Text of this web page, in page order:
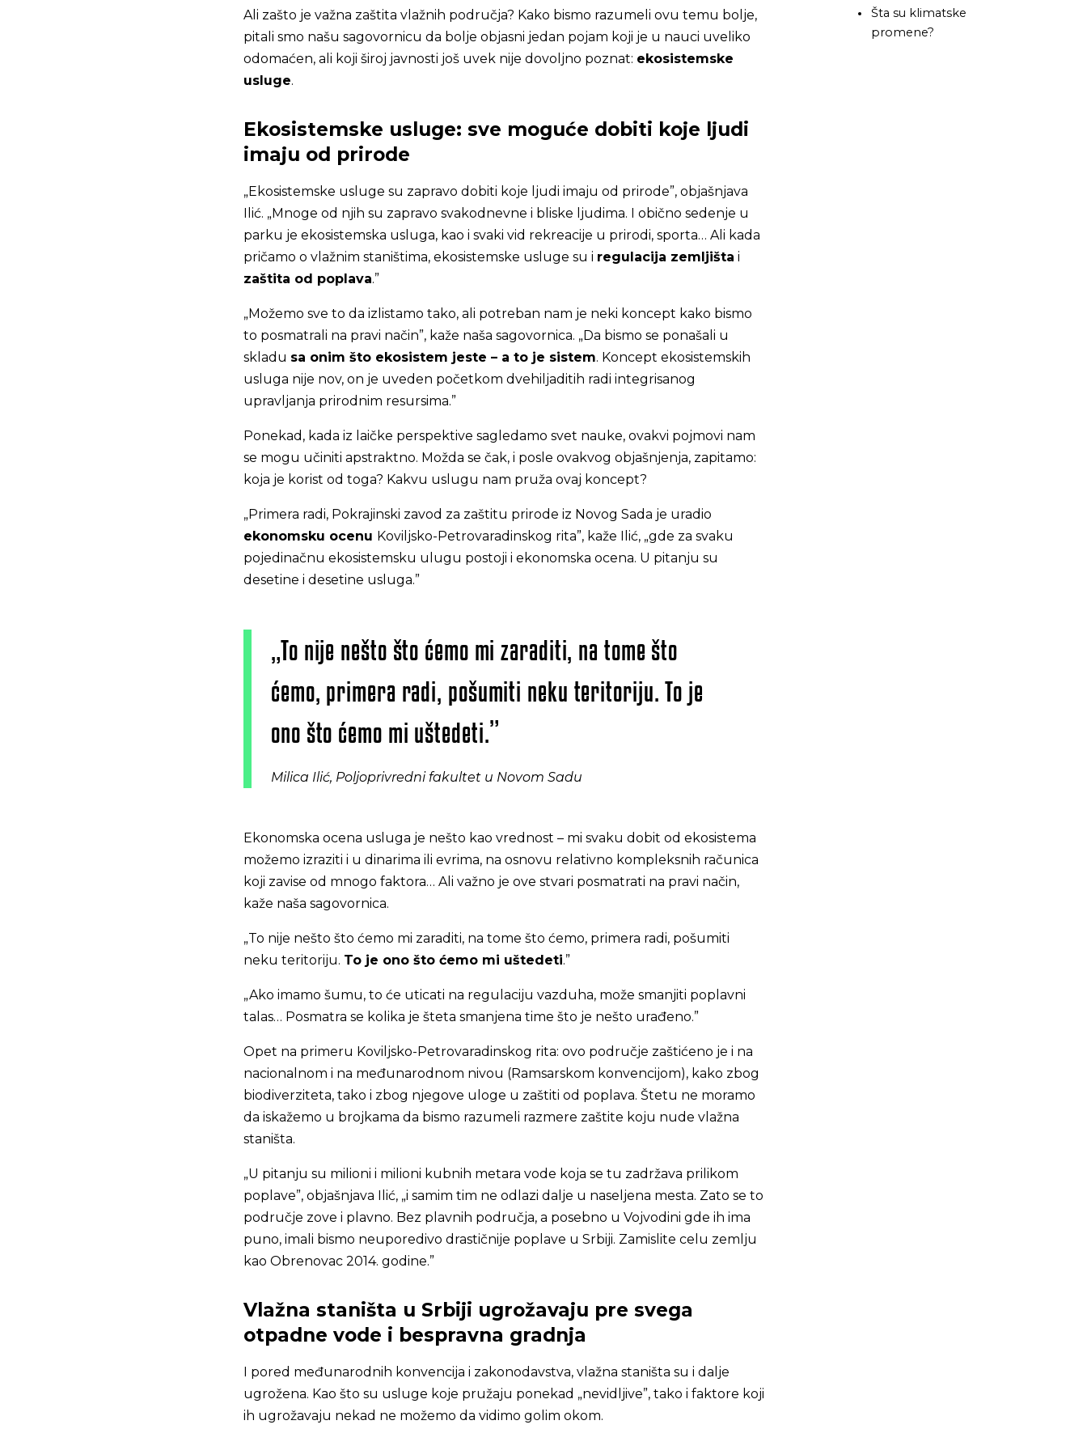
Ali zašto je važna zaštita vlažnih područja? Kako bismo razumeli ovu temu bolje,
pitali smo našu sagovornicu da bolje objasni jedan pojam koji je u nauci uveliko
odomaćen, ali koji široj javnosti još uvek nije dovoljno poznat: ekosistemske
usluge.
Ekosistemske usluge: sve moguće dobiti koje ljudi
imaju od prirode
„Ekosistemske usluge su zapravo dobiti koje ljudi imaju od prirode”, objašnjava
Ilić. „Mnoge od njih su zapravo svakodnevne i bliske ljudima. I obično sedenje u
parku je ekosistemska usluga, kao i svaki vid rekreacije u prirodi, sporta… Ali kada
pričamo o vlažnim staništima, ekosistemske usluge su i regulacija zemljišta i
zaštita od poplava.”
„Možemo sve to da izlistamo tako, ali potreban nam je neki koncept kako bismo
to posmatrali na pravi način”, kaže naša sagovornica. „Da bismo se ponašali u
skladu sa onim što ekosistem jeste – a to je sistem. Koncept ekosistemskih
usluga nije nov, on je uveden početkom dvehiljaditih radi integrisanog
upravljanja prirodnim resursima.”
Ponekad, kada iz laičke perspektive sagledamo svet nauke, ovakvi pojmovi nam
se mogu učiniti apstraktno. Možda se čak, i posle ovakvog objašnjenja, zapitamo:
koja je korist od toga? Kakvu uslugu nam pruža ovaj koncept?
„Primera radi, Pokrajinski zavod za zaštitu prirode iz Novog Sada je uradio
ekonomsku ocenu Koviljsko-Petrovaradinskog rita”, kaže Ilić, „gde za svaku
pojedinačnu ekosistemsku ulugu postoji i ekonomska ocena. U pitanju su
desetine i desetine usluga.”
„To nije nešto što ćemo mi zaraditi, na tome što
ćemo, primera radi, pošumiti neku teritoriju. To je
ono što ćemo mi uštedeti.”
Milica Ilić, Poljoprivredni fakultet u Novom Sadu
Ekonomska ocena usluga je nešto kao vrednost – mi svaku dobit od ekosistema
možemo izraziti i u dinarima ili evrima, na osnovu relativno kompleksnih računica
koji zavise od mnogo faktora… Ali važno je ove stvari posmatrati na pravi način,
kaže naša sagovornica.
„To nije nešto što ćemo mi zaraditi, na tome što ćemo, primera radi, pošumiti
neku teritoriju. To je ono što ćemo mi uštedeti.”
„Ako imamo šumu, to će uticati na regulaciju vazduha, može smanjiti poplavni
talas… Posmatra se kolika je šteta smanjena time što je nešto urađeno.”
Opet na primeru Koviljsko-Petrovaradinskog rita: ovo područje zaštićeno je i na
nacionalnom i na međunarodnom nivou (Ramsarskom konvencijom), kako zbog
biodiverziteta, tako i zbog njegove uloge u zaštiti od poplava. Štetu ne moramo
da iskažemo u brojkama da bismo razumeli razmere zaštite koju nude vlažna
staništa.
„U pitanju su milioni i milioni kubnih metara vode koja se tu zadržava prilikom
poplave”, objašnjava Ilić, „i samim tim ne odlazi dalje u naseljena mesta. Zato se to
područje zove i plavno. Bez plavnih područja, a posebno u Vojvodini gde ih ima
puno, imali bismo neuporedivo drastičnije poplave u Srbiji. Zamislite celu zemlju
kao Obrenovac 2014. godine.”
Vlažna staništa u Srbiji ugrožavaju pre svega
otpadne vode i bespravna gradnja
I pored međunarodnih konvencija i zakonodavstva, vlažna staništa su i dalje
ugrožena. Kao što su usluge koje pružaju ponekad „nevidljive”, tako i faktore koji
ih ugrožavaju nekad ne možemo da vidimo golim okom.
Šta su klimatske
promene?